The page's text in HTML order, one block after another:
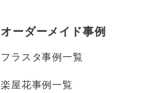
オーダーメイド事例
フラスタ事例一覧
楽屋花事例一覧